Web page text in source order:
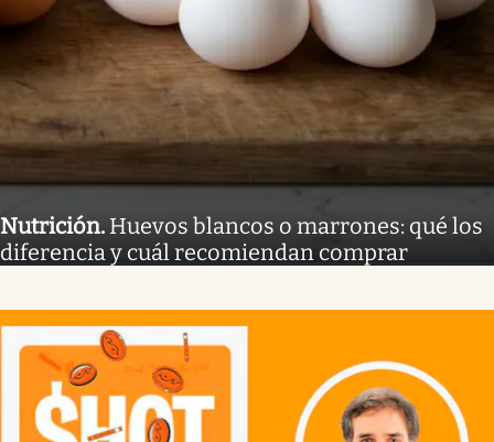
Nutrición. Huevos blancos o marrones: qué los
diferencia y cuál recomiendan comprar